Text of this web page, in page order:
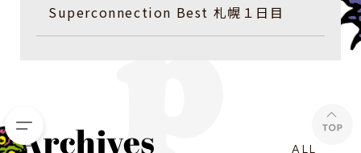
Superconnection Best 札幌１日目
ALL